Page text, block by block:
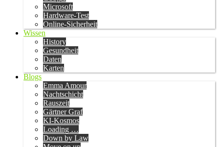
Microsoft
Hardware-Test
Online-Sicherheit
Wissen
History
Gesundheit
Daten
Karten
Blogs
Emma Amour
Nachtschicht
Rauszeit
Gärtner Graf
KI-Kosmos
Loading …
Down by Law